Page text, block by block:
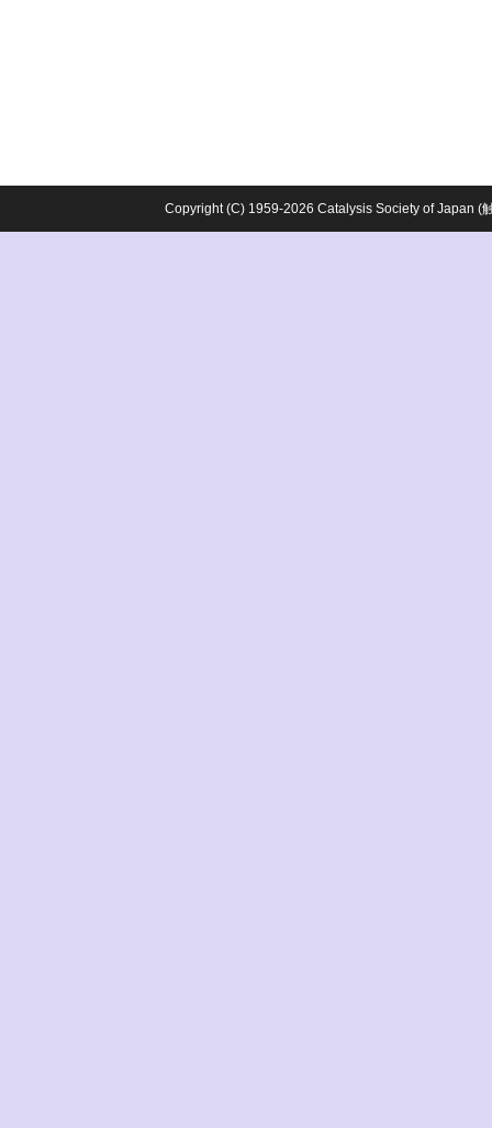
Copyright (C) 1959-2026 Catalysis Society of Japan (